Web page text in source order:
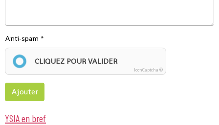
Anti-spam
CLIQUEZ POUR VALIDER
IconCaptcha ©
Ajouter
YSIA en bref